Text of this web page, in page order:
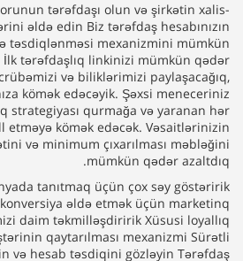
tərəfdaşı olun və şirkətin xalis
əldə edin Biz tərəfdaş hesabınızın
təsdiqlənməsi mexanizmini mümkün
tərəfdaşlıq linkinizi mümkün qədər
və biliklərimizi paylaşacağıq,
kömək edəcəyik. Şəxsi meneceriniz
strategiyası qurmağa və yaranan hər
etməyə kömək edəcək. Vəsaitlərinizin
və minimum çıxarılması məbləğini
mümkün qədər azaltdıq.
tanıtmaq üçün çox səy göstəririk
əldə etmək üçün marketinq
daim təkmilləşdiririk Xüsusi loyallıq
qaytarılması mexanizmi Sürətli
və hesab təsdiqini gözləyin Tərəfdaş